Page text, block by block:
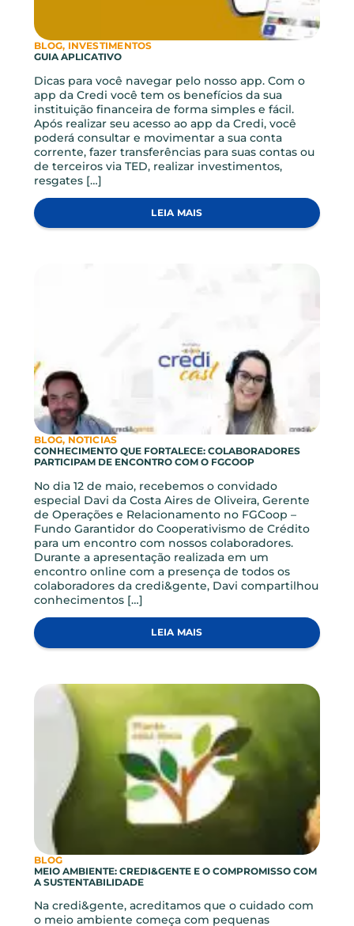
ARTIGOS RELACIONADOS
Novidades e conteúdos feitos pra você!
VER TODOS ARTIGOS
BLOG, INVESTIMENTOS
Dicas para você navegar pelo nosso app. Com o
app da Credi você tem os benefícios da sua
instituição financeira de forma simples e fácil.
Após realizar seu acesso ao app da Credi, você
poderá consultar e movimentar a sua conta
corrente, fazer transferências para suas contas ou
de terceiros via TED, realizar investimentos,
LEIA MAIS
BLOG, NOTICIAS
CONHECIMENTO QUE FORTALECE: COLABORADORES
PARTICIPAM DE ENCONTRO COM O FGCOOP